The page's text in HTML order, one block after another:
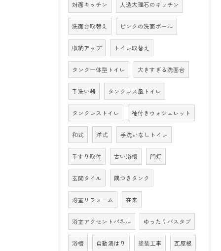
対面キッチン 人造大理石のキッチン
洗面台取替え ピンクの洗面ボール
収納アップ トイレ取替え
タンク一体型トイレ 大きすぎる洗面台
手洗い器 タンクレス風トイレ
タンクレストイレ 袖付きウォシュレット
和式 洋式 手洗いなしトイレ
手すり取付 古い浴槽 門灯
玄関タイル 隅つきタンク
浴室リフォーム 在来
浴室アクセントパネル ゆったりバスタブ
浴槽 自動湯はり 塗装工事 瓦屋根